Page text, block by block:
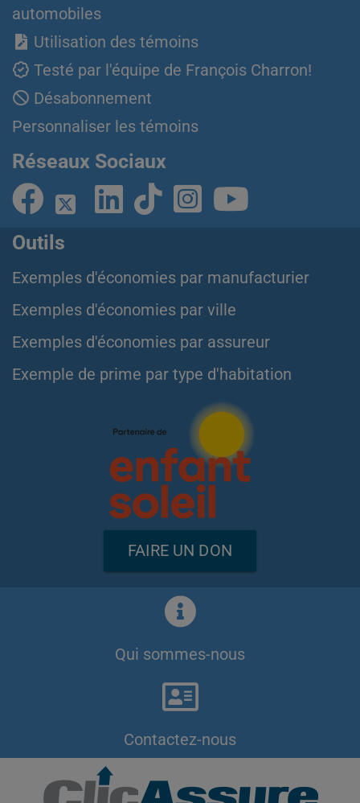
automobiles
Utilisation des témoins
Testé par l'équipe de François Charron!
Désabonnement
Personnaliser les témoins
Réseaux Sociaux
Outils
Exemples d'économies par manufacturier
Exemples d'économies par ville
Exemples d'économies par assureur
Exemple de prime par type d'habitation
FAIRE UN DON
Qui sommes-nous
Contactez-nous